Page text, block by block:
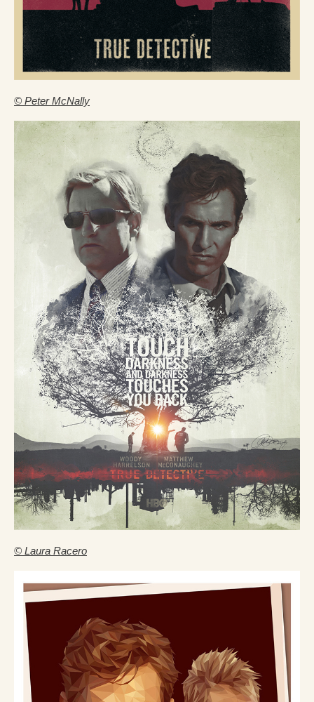
© Peter McNally
© Laura Racero